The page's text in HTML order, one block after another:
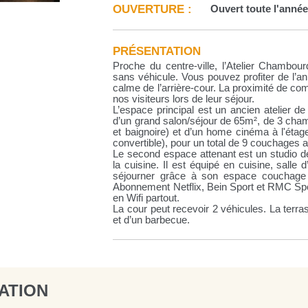
OUVERTURE : Ouvert toute l'année
PRÉSENTATION
Proche du centre-ville, l’Atelier
sans véhicule. Vous pouvez profiter de
calme de l’arrière-cour. La proximité de
nos visiteurs lors de leur séjour.
L’espace principal est un ancien atelier
d’un grand salon/séjour de 65m², de 3
et baignoire) et d’un home cinéma à
convertible), pour un total de 9 couchages
Le second espace attenant est un studio
la cuisine. Il est équipé en cuisine, salle
séjourner grâce à son espace
Abonnement Netflix, Bein Sport et RMC
en Wifi partout.
La cour peut recevoir 2 véhicules. La
et d’un barbecue.